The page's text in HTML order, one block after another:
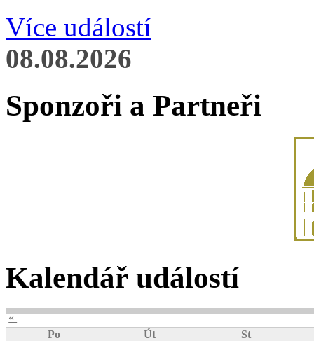
Více událostí
08.08.2026
Sponzoři a Partneři
Kalendář událostí
«
Po
Út St